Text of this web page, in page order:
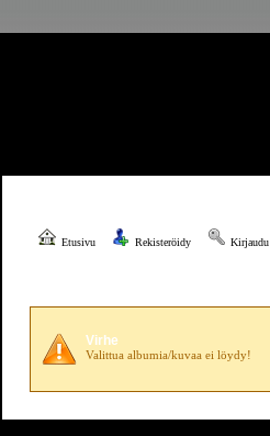
Etusivu Rekisteröidy Kirjaudu
Virhe
Valittua albumia/kuvaa ei löydy!